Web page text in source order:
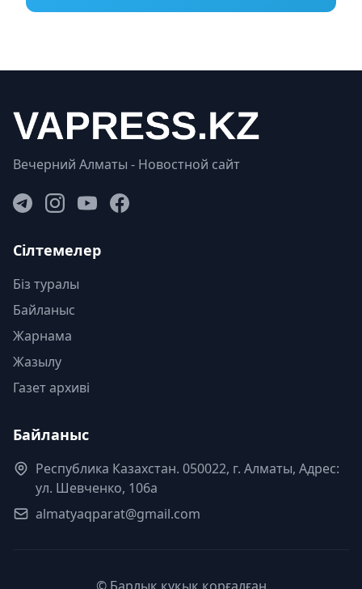
Вечерний Алматы - Новостной сайт
Сілтемелер
Біз туралы
Байланыс
Жарнама
Жазылу
Газет архиві
Байланыс
Республика Казахстан. 050022, г. Алматы, Адрес:
ул. Шевченко, 106а
almatyaqparat@gmail.com